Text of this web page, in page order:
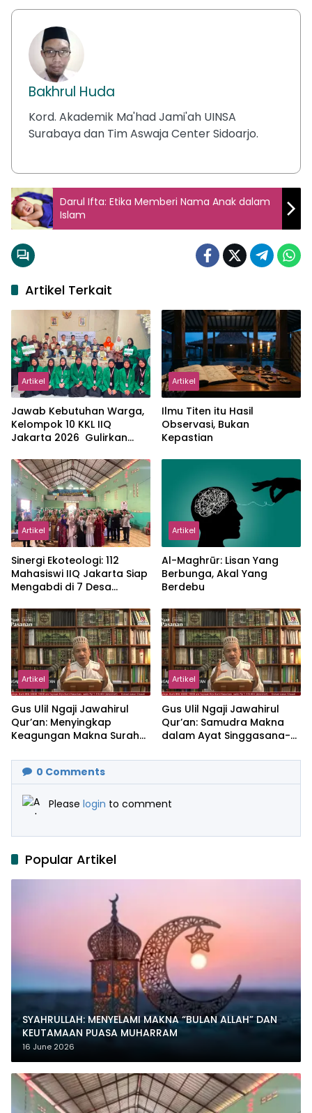
Bakhrul Huda
Kord. Akademik Ma'had Jami'ah UINSA
Surabaya dan Tim Aswaja Center Sidoarjo.
Darul Ifta: Etika Memberi Nama Anak dalam
Islam
Artikel Terkait
Artikel
Jawab Kebutuhan Warga,
Kelompok 10 KKL IIQ
Jakarta 2026 Gulirkan
Sukamanah
Artikel
Ilmu Titen itu Hasil
Observasi, Bukan
Kepastian
Artikel
‎Sinergi Ekoteologi: 112
Mahasiswi IIQ Jakarta Siap
Mengabdi di 7 Desa
Artikel
Al-Maghrūr: Lisan Yang
Berbunga, Akal Yang
Berdebu
Artikel
Gus Ulil Ngaji Jawahirul
Qur’an: Menyingkap
Keagungan Makna Surah
Artikel
Gus Ulil Ngaji Jawahirul
Qur’an: Samudra Makna
dalam Ayat Singgasana-
0 Comments
Please login to comment
Popular Artikel
SYAHRULLAH: MENYELAMI MAKNA “BULAN ALLAH” DAN
KEUTAMAAN PUASA MUHARRAM
16 June 2026